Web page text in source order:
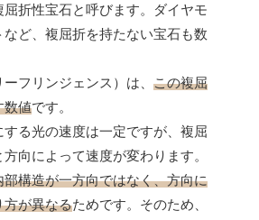
折性宝石と呼びます。ダイヤモ
など、複屈折を持たない宝石も数
フリンジェンス）は、 この複屈
数値です。
る光の速度は一定ですが、複屈
向によって速度が変わります。
部構造が一方向ではなく、方向に
方が異なるためです。そのため、